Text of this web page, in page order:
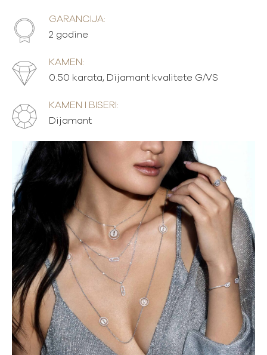
GARANCIJA:
2 godine
KAMEN:
0.50 karata, Dijamant kvalitete G/VS
KAMEN I BISERI:
Dijamant